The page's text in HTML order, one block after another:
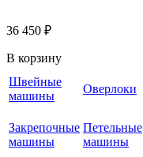
36 450 ₽
В корзину
Швейные
машины
Оверлоки
Закрепочные
машины
Петельные
машины